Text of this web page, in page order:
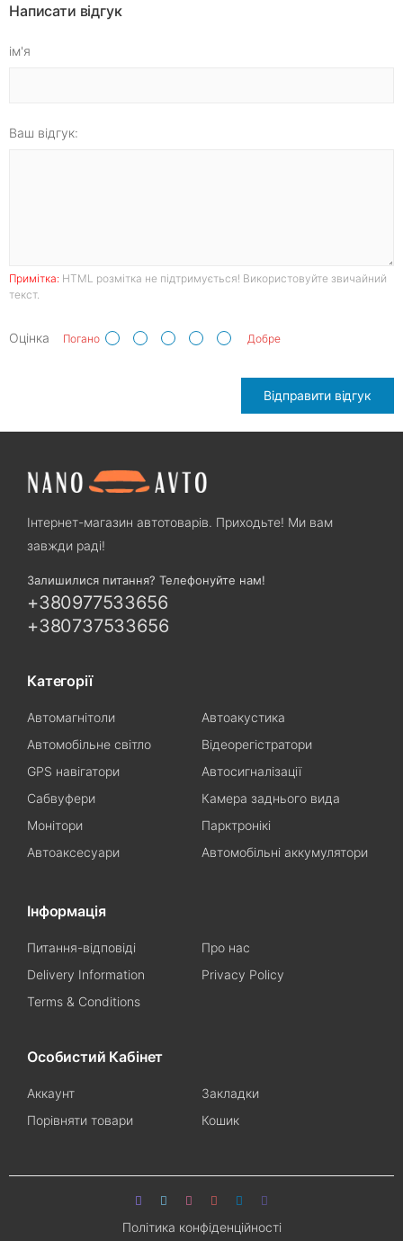
Написати відгук
ім'я
Ваш відгук:
Примітка: HTML розмітка не підтримується! Використовуйте звичайний
текст.
Оцінка Погано Добре
Відправити відгук
Інтернет-магазин автотоварів. Приходьте! Ми вам
завжди раді!
Залишилися питання? Телефонуйте нам!
+380977533656
+380737533656
Категорії
Автомагнітоли
Автоакустика
Автомобільне світло
Відеорегістратори
GPS навігатори
Автосигналізації
Сабвуфери
Камера заднього вида
Монітори
Парктронікі
Автоаксесуари
Автомобільні аккумулятори
Інформація
Питання-відповіді
Про нас
Delivery Information
Privacy Policy
Terms & Conditions
Особистий Кабінет
Аккаунт
Закладки
Порівняти товари
Кошик
Політика конфіденційності